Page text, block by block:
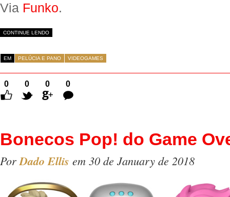
Via Funko.
CONTINUE LENDO
EM PELÚCIA E PANO VIDEOGAMES
0 0 0
0
Comentários
Bonecos Pop! do Game
PorDado Ellis em 30 de January de 2018